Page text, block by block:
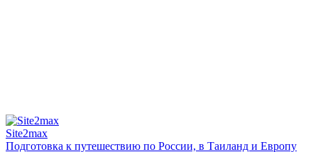
Site2max
Подготовка к путешествию по России, в Таиланд и Европу